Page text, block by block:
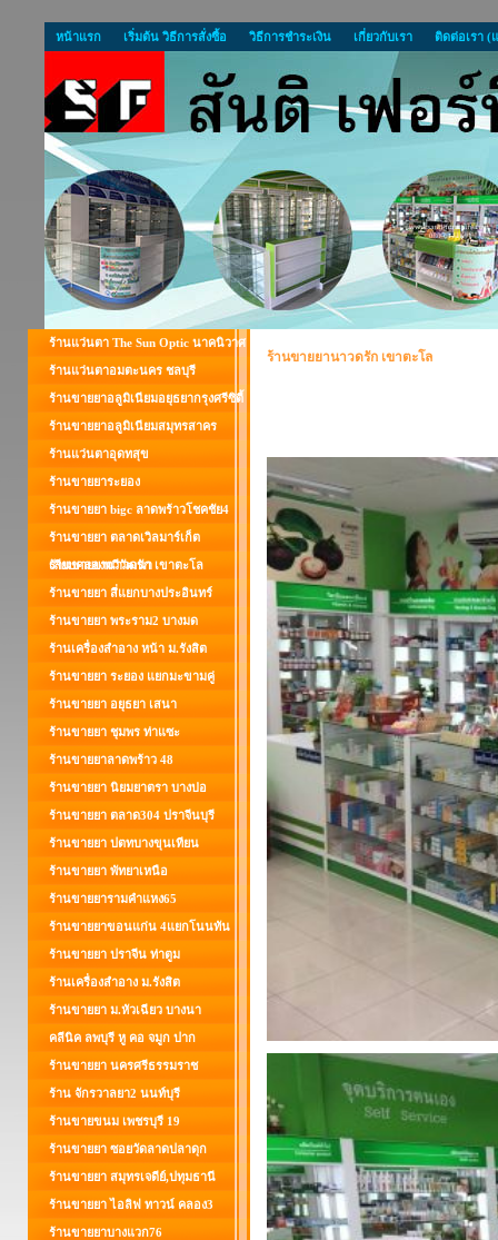
หน้าแรก เริ่มต้น วิธีการสั่งซื้อ วิธีการชำระเงิน เกี่ยวกับเรา ติดต่อเรา (
ร้านแว่นตา The Sun Optic นาคนิวาศ
ร้านแว่นตาอมตะนคร ชลบุรี
ร้านขายยาอลูมิเนียมอยุธยากรุงศรีซิตี้
ร้านขายยาอลูมิเนียมสมุทรสาคร
ร้านแว่นตาอุดทสุข
ร้านขายยาระยอง
ร้านขายยา bigc ลาดพร้าวโชคชัย4
ร้านขายยา ตลาดเวิลมาร์เก็ต
เลียบคลองทวีวัฒนา
ร้านขายยานาวดรัก เขาตะโล
ร้านขายยา สี่แยกบางประอินทร์
ร้านขายยา พระราม2 บางมด
ร้านเครื่องสำอาง หน้า ม.รังสิต
ร้านขายยา ระยอง แยกมะขามคู่
ร้านขายยา อยุธยา เสนา
ร้านขายยา ชุมพร ท่าแซะ
ร้านขายยาลาดพร้าว 48
ร้านขายยา นิยมยาตรา บางบ่อ
ร้านขายยา ตลาด304 ปราจีนบุรี
ร้านขายยา ปตทบางขุนเทียน
ร้านขายยา พัทยาเหนือ
ร้านขายยารามคำแหง65
ร้านขายยาขอนแก่น 4แยกโนนทัน
ร้านขายยา ปราจีน ท่าตูม
ร้านเครื่องสำอาง ม.รังสิต
ร้านขายยา ม.หัวเฉียว บางนา
คลีนิค ลพบุรี หู คอ จมูก ปาก
ร้านขายยา นครศรีธรรมราช
ร้าน จักรวาลยา2 นนท์บุรี
ร้านขายขนม เพชรบุรี 19
ร้านขายยา ซอยวัดลาดปลาดุก
ร้านขายยา สมุทรเจดีย์,ปทุมธานี
ร้านขายยา ไอลิฟ ทาวน์ คลอง3
ร้านขายยาบางแวก76
ร้านขายยานาวดรัก เขาตะโล